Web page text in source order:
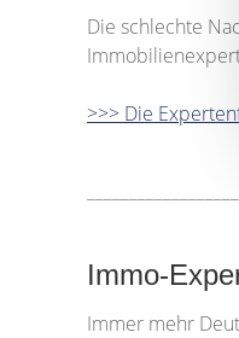
Die schlechte
>>> Die
Immo-
Immer mehr